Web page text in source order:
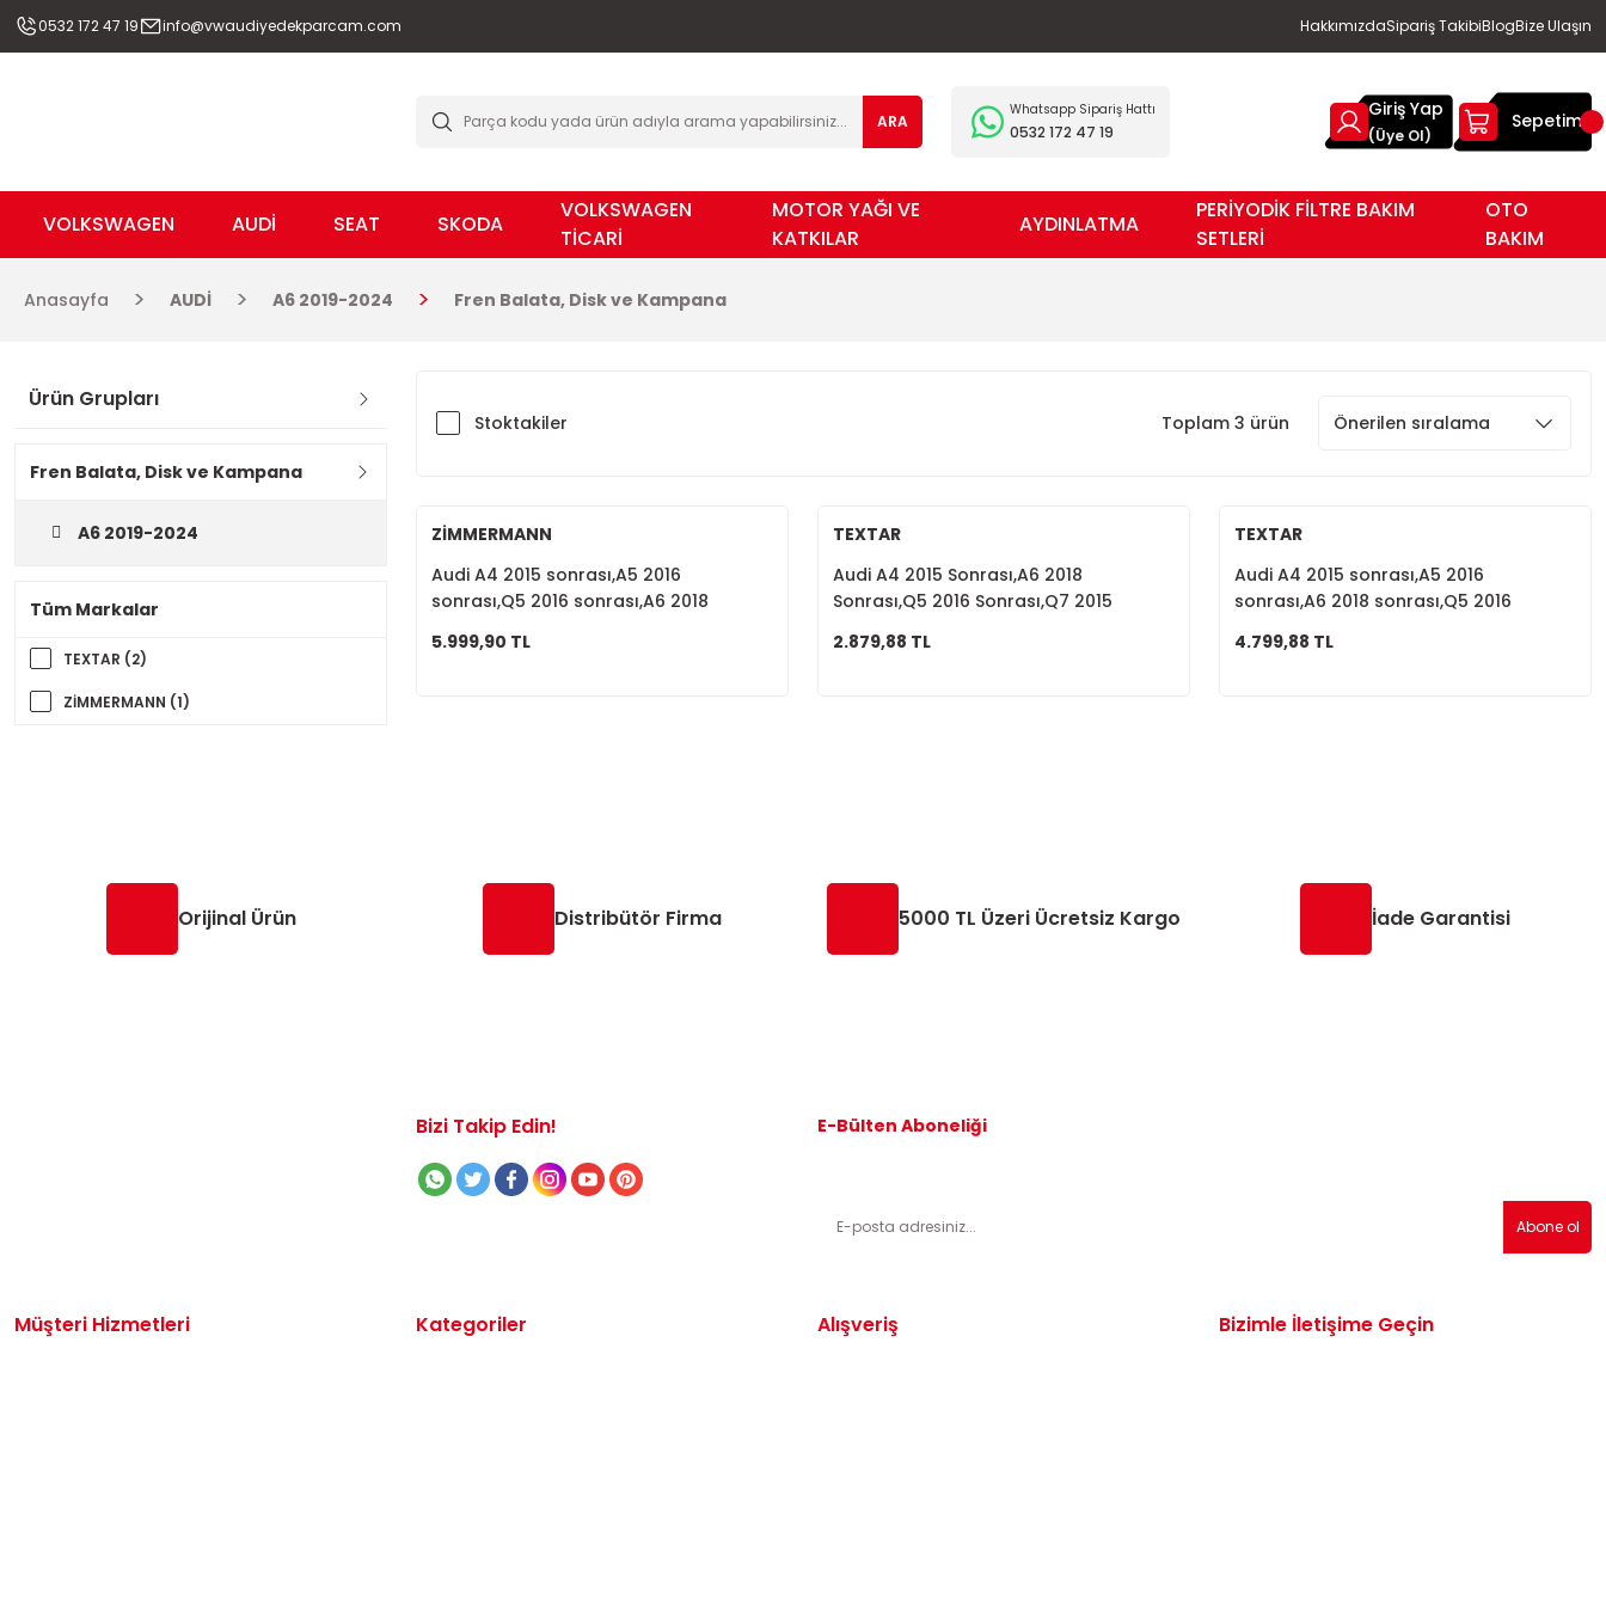
0532 172 47 19 info@vwaudiyedekparcam.com HakkımızdaSipariş TakibiBlogBize Ulaşın
ARA
Whatsapp Sipariş Hattı
0532 172 47 19
Giriş Yap
(Üye Ol)
Sepetim
VOLKSWAGEN AUDİ SEAT SKODA
VOLKSWAGEN
TİCARİ
MOTOR YAĞI VE
KATKILAR
AYDINLATMA
PERİYODİK FİLTRE BAKIM
SETLERİ
OTO
BAKIM
Anasayfa AUDİ A6 2019-2024 Fren Balata, Disk ve Kampana
Ürün Grupları
Fren Balata, Disk ve Kampana
A6 2019-2024
Tüm Markalar
TEXTAR (2)
ZİMMERMANN (1)
Stoktakiler Toplam 3 ürün
ZİMMERMANN
Audi A4 2015 sonrası,A5 2016
sonrası,Q5 2016 sonrası,A6 2018
5.999,90 TL
TEXTAR
Audi A4 2015 Sonrası,A6 2018
Sonrası,Q5 2016 Sonrası,Q7 2015
2.879,88 TL
TEXTAR
Audi A4 2015 sonrası,A5 2016
sonrası,A6 2018 sonrası,Q5 2016
4.799,88 TL
Orijinal Ürün Distribütör Firma 5000 TL Üzeri Ücretsiz Kargo İade Garantisi
Bizi Takip Edin! E-Bülten Aboneliği
Abone ol
Müşteri Hizmetleri Kategoriler Alışveriş Bizimle İletişime Geçin